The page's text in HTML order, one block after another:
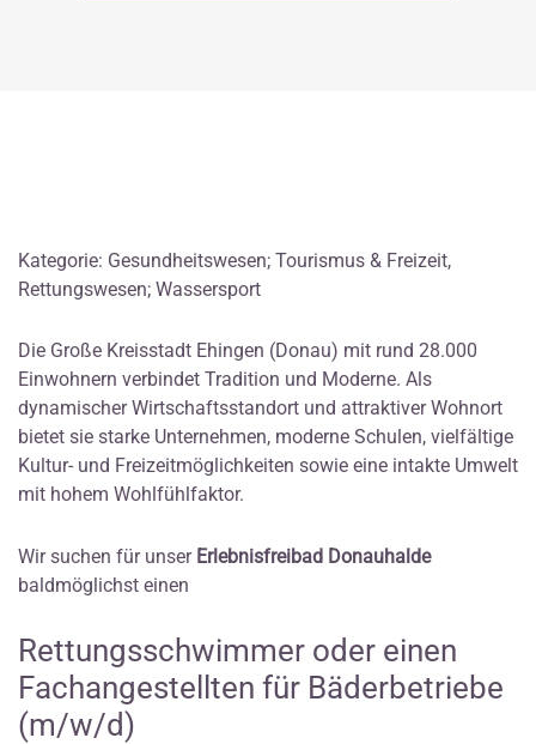
Kategorie: Gesundheitswesen; Tourismus & Freizeit,
Rettungswesen; Wassersport
Die Große Kreisstadt Ehingen (Donau) mit rund 28.000
Einwohnern verbindet Tradition und Moderne. Als
dynamischer Wirtschaftsstandort und attraktiver Wohnort
bietet sie starke Unternehmen, moderne Schulen, vielfältige
Kultur- und Freizeitmöglichkeiten sowie eine intakte Umwelt
mit hohem Wohlfühlfaktor.
Wir suchen für unser Erlebnisfreibad Donauhalde
baldmöglichst einen
Rettungsschwimmer oder einen
Fachangestellten für Bäderbetriebe
(m/w/d)